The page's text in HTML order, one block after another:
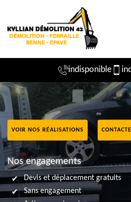
indisponible
VOIR NOS RÉALISATIONS
Nos engagements
Devis et déplacement gratuits
Sans engagement